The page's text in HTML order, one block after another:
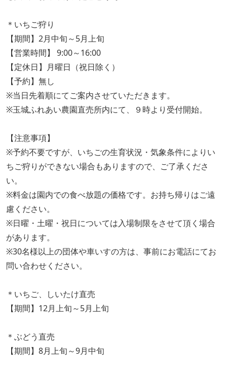
＊いちご狩り
【期間】2月中旬～5月上旬
【営業時間】 ​9:00～16:00
【定休日】月曜日（祝日除く）
【予約】無し
※当日先着順にてご案内させていただきます。
※玉城ふれあい農園直売所内にて、９時より受付開始。
【注意事項】
※予約不要ですが、いちごの生育状況・気象条件によりい
ちご狩りができない場合もありますので、ご了承くださ
い。
※料金は園内での食べ放題の価格です。お持ち帰りはご遠
慮ください。
※日曜・土曜・祝日については入場制限をさせて頂く場合
があります。
※30名様以上の団体や車いすの方は、事前にお電話にてお
問い合わせください。
＊いちご、しいたけ直売
【期間】12月上旬～5月上旬
＊ぶどう直売
【期間】8月上旬～9月中旬